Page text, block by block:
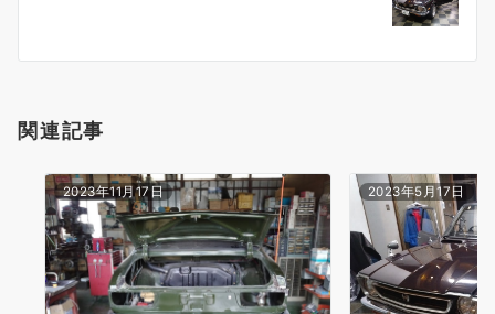
ン
関連記事
2023年11月17日 2023年5月17日